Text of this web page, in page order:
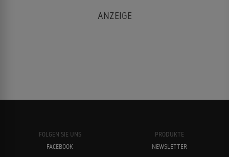
FOLGEN SIE UNS
FACEBOOK
PRODUKTE
NEWSLETTER